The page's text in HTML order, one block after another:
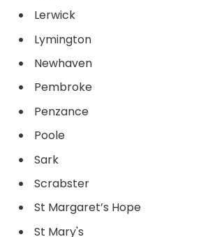
Lerwick
Lymington
Newhaven
Pembroke
Penzance
Poole
Sark
Scrabster
St Margaret’s Hope
St Mary's